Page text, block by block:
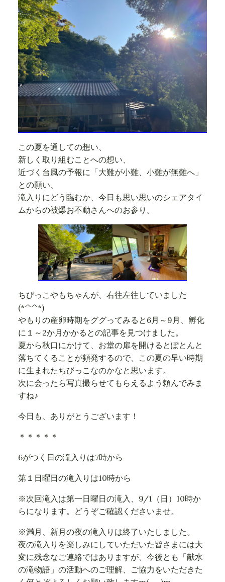
この夏を通しての想い、
新しく取り組むことへの想い、
近づく台風の予報に「大難が小難、小難が無難へ」
との願い、
滝入りにどう臨むか、今日も思い思いのシェアタイ
ムからの被爆お不動さんへのお参り。
ちびっこやもちゃんが、右往左往していました
(*^^*)
やもりの産卵時期をググってみると6月～9月、孵化
に１～2か月かかるとの記事を見つけました。
夏から秋口にかけて、お堂の扉を開けるとぽとんと
落ちてくることが頻発するので、この夏の早い時期
に生まれたちびっこなのかなと思います。
次に会ったら写真撮らせてもらえるよう頼んでみま
すね♪
今日も、ありがとうございます！
＊＊＊＊＊
6がつく日の滝入りは7時から
第１日曜日の滝入りは10時から
※次回滝入は第一日曜日の滝入、9/1（日）10時か
らになります。どうぞご確認くださいませ。
※満月、新月の夜の滝入りは終了いたしました。
夜の滝入りを楽しみにしていただいた皆さまには大
変に残念なご連絡ではありますが、今後とも「献水
の滝物語」の活動へのご理解、ご協力をいただきた